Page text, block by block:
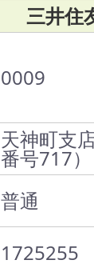
三井住
0009
天神町支
番号717）
普通
1725255